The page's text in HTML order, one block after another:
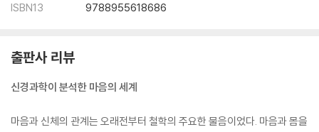
ISBN13
9788955618686
출판사 리뷰
신경과학이 분석한 마음의 세계
마음과 신체의 관계는 오래전부터 철학의 주요한 물음이었다. 마음과 몸을